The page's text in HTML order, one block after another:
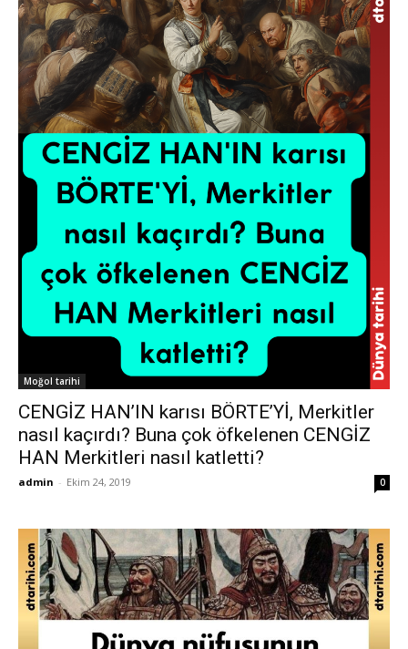
Moğol tarihi
CENGİZ HAN’IN karısı BÖRTE’Yİ, Merkitler
nasıl kaçırdı? Buna çok öfkelenen CENGİZ
HAN Merkitleri nasıl katletti?
admin - Ekim 24, 2019 0